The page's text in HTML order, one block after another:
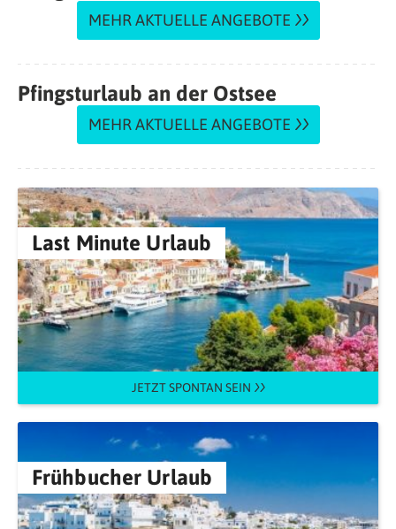
MEHR AKTUELLE ANGEBOTE
Pfingsturlaub an der Ostsee
MEHR AKTUELLE ANGEBOTE
Last Minute Urlaub
JETZT SPONTAN SEIN
Frühbucher Urlaub